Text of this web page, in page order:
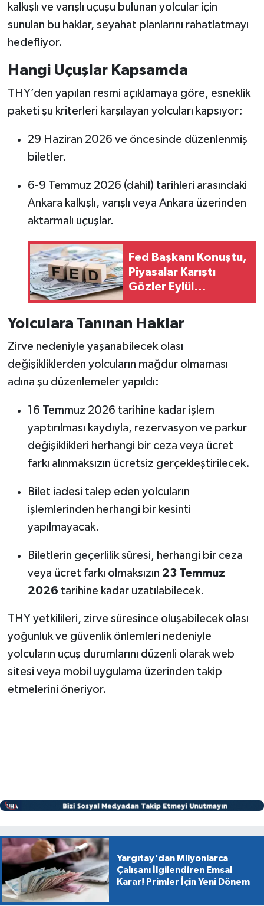
kalkışlı ve varışlı uçuşu bulunan yolcular için
sunulan bu haklar, seyahat planlarını rahatlatmayı
hedefliyor.
Hangi Uçuşlar Kapsamda
THY’den yapılan resmi açıklamaya göre, esneklik
paketi şu kriterleri karşılayan yolcuları kapsıyor:
29 Haziran 2026 ve öncesinde düzenlenmiş
biletler.
6-9 Temmuz 2026 (dahil) tarihleri arasındaki
Ankara kalkışlı, varışlı veya Ankara üzerinden
aktarmalı uçuşlar.
Fed Başkanı Konuştu,
Piyasalar Karıştı
Gözler Eylül
Kararında
Yolculara Tanınan Haklar
Zirve nedeniyle yaşanabilecek olası
değişikliklerden yolcuların mağdur olmaması
adına şu düzenlemeler yapıldı:
16 Temmuz 2026 tarihine kadar işlem
yaptırılması kaydıyla, rezervasyon ve parkur
değişiklikleri herhangi bir ceza veya ücret
farkı alınmaksızın ücretsiz gerçekleştirilecek.
Bilet iadesi talep eden yolcuların
işlemlerinden herhangi bir kesinti
yapılmayacak.
Biletlerin geçerlilik süresi, herhangi bir ceza
veya ücret farkı olmaksızın 23 Temmuz
2026 tarihine kadar uzatılabilecek.
THY yetkilileri, zirve süresince oluşabilecek olası
yoğunluk ve güvenlik önlemleri nedeniyle
yolcuların uçuş durumlarını düzenli olarak web
sitesi veya mobil uygulama üzerinden takip
etmelerini öneriyor.
Yargıtay'dan Milyonlarca
Çalışanı İlgilendiren Emsal
Karar! Primler İçin Yeni Dönem